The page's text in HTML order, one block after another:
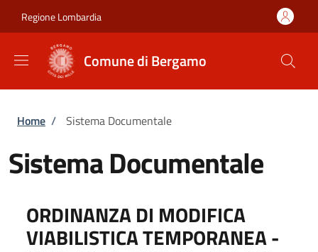
Regione Lombardia
Comune di Bergamo
Briciole di pane
Home / Sistema Documentale
Sistema Documentale
ORDINANZA DI MODIFICA
VIABILISTICA TEMPORANEA -